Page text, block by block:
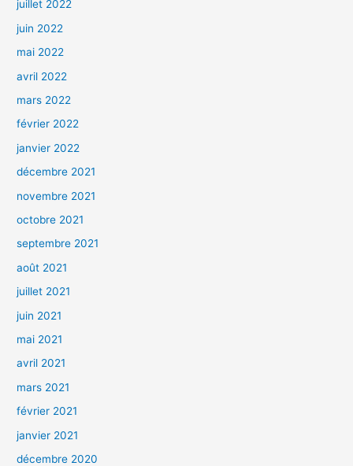
juillet 2022
juin 2022
mai 2022
avril 2022
mars 2022
février 2022
janvier 2022
décembre 2021
novembre 2021
octobre 2021
septembre 2021
août 2021
juillet 2021
juin 2021
mai 2021
avril 2021
mars 2021
février 2021
janvier 2021
décembre 2020